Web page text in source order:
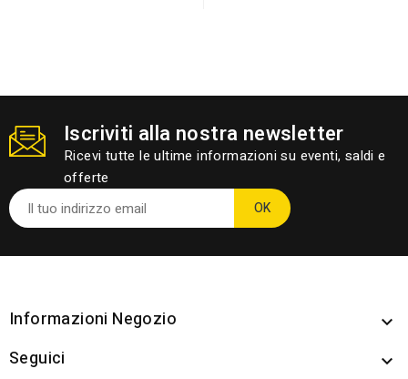
Iscriviti alla nostra newsletter
Ricevi tutte le ultime informazioni su eventi, saldi e
offerte
Informazioni Negozio 
Seguici 